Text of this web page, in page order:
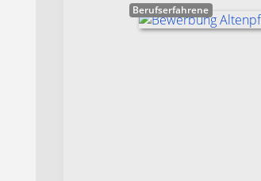
Berufserfahrene